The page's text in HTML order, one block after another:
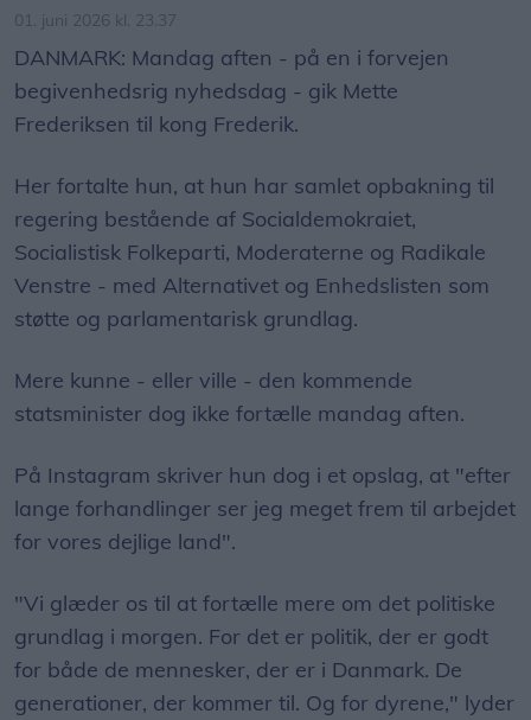
01. juni 2026 kl. 23.37
DANMARK: Mandag aften - på en i forvejen
begivenhedsrig nyhedsdag - gik Mette
Frederiksen til kong Frederik.
Her fortalte hun, at hun har samlet opbakning til
regering bestående af Socialdemokraiet,
Socialistisk Folkeparti, Moderaterne og Radikale
Venstre - med Alternativet og Enhedslisten som
støtte og parlamentarisk grundlag.
Mere kunne - eller ville - den kommende
statsminister dog ikke fortælle mandag aften.
På Instagram skriver hun dog i et opslag, at "efter
lange forhandlinger ser jeg meget frem til arbejdet
for vores dejlige land".
"Vi glæder os til at fortælle mere om det politiske
grundlag i morgen. For det er politik, der er godt
for både de mennesker, der er i Danmark. De
generationer, der kommer til. Og for dyrene," lyder